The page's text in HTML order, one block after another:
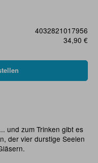
4032821017956
34,90 €
und zum Trinken gibt es
der vier durstige Seelen